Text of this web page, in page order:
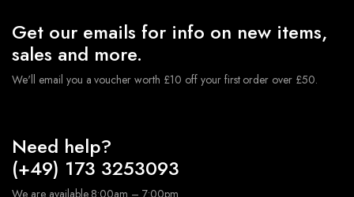
Geburtstagsfeiern, Jubiläumsfeiern, tägliche
Dekorationen usw.
Get our emails for info on new items,
sales and more.
We'll email you a voucher worth £10 off your first order over £50.
Need help?
(+49) 173 3253093